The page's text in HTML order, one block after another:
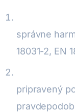
správne
18031-2, EN
pripravený